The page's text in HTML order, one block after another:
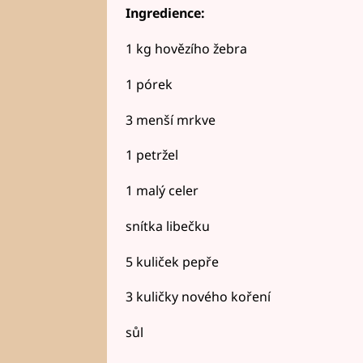
Ingredience:
1 kg hovězího žebra
1 pórek
3 menší mrkve
1 petržel
1 malý celer
snítka libečku
5 kuliček pepře
3 kuličky nového koření
sůl